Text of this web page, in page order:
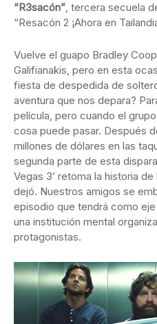
“R3sacón”, tercera secuela
“Resacón 2 ¡Ahora en
Vuelve el guapo Bradley
Galifianakis, pero en esta
fiesta de despedida de
aventura que nos depara?
película, pero cuando el
cosa puede pasar. Después
millones de dólares en las
segunda parte de esta
Vegas 3’ retoma la historia
dejó. Nuestros amigos se
episodio que tendrá como
una institución mental
protagonistas.